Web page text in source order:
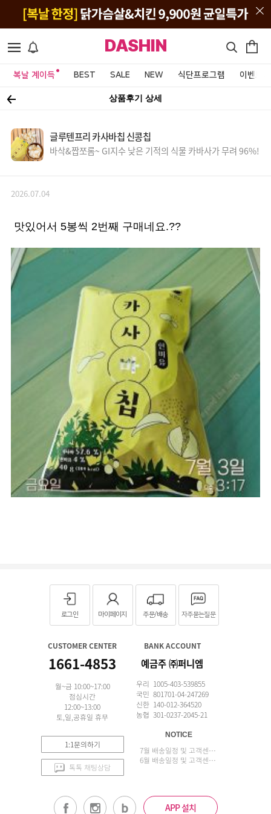
DASHIN
복날 계이득 BEST SALE NEW 식단프로그램 이벤트&
상품후기 상세
글루텐프리 카사바칩 신콩칩
바삭&짭쪼롬~ GI지수 낮은 기적의 식물 카바사가 무려 96%!
2026.07.04
맛있어서 5봉씩 2번째 구매네요.??
로그인 마이페이지 주문/배송 자주묻는질문
CUSTOMER CENTER
1661-4853
월~금 10:00~17:00
점심시간
12:00~13:00
토,일,공휴일 휴무
1:1문의하기
톡톡 채팅상담
BANK ACCOUNT
예금주 ㈜퍼니엠
우리 1005-403-539855
국민 801701-04-247269
신한 140-012-364520
농협 301-0237-2045-21
NOTICE
7월 배송일정 및 고객센터 업무 안내
6월 배송일정 및 고객센터 업무 안내
APP 설치